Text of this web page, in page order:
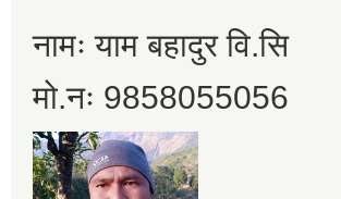
नामः याम बहादुर वि.सि
मो.नः 9858055056